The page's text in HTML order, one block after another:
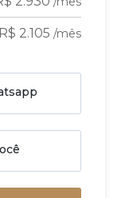
R$ 2.105 /mês